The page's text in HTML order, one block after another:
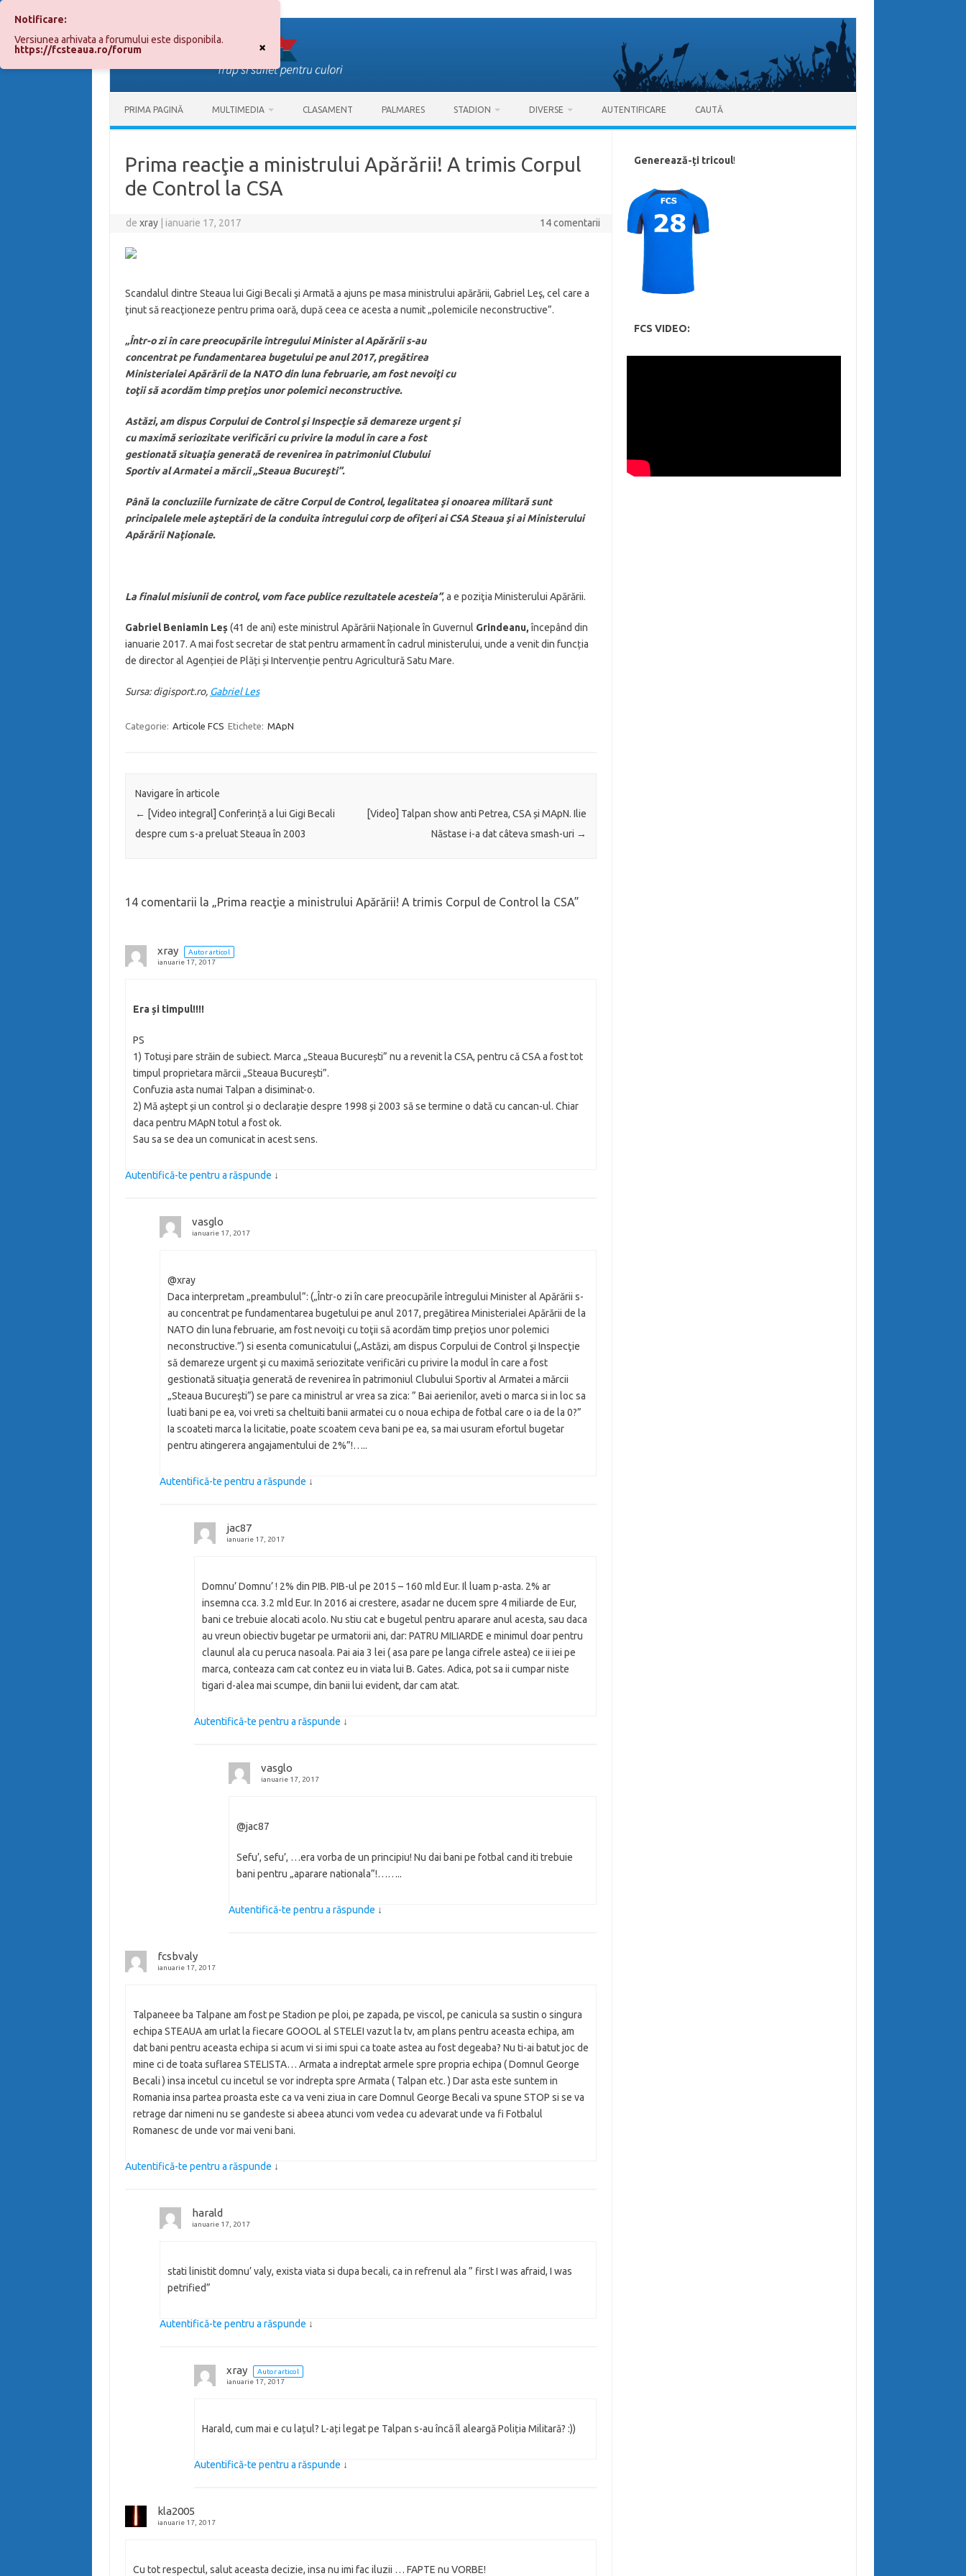
conținut
PRIMA PAGINĂ MULTIMEDIA CLASAMENT PALMARES STADION DIVERSE AUTENTIFICARE CAUTĂ
Prima reacţie a ministrului Apărării! A trimis Corpul
de Control la CSA
dexray ianuarie 17, 2017 14 comentarii
Scandalul dintre Steaua lui Gigi Becali şi Armată a ajuns pe masa ministrului apărării, Gabriel Leş, cel care a
ţinut să reacţioneze pentru prima oară, după ceea ce acesta a numit „polemicile neconstructive”.
„Într-o zi în care preocupările întregului Minister al Apărării s-au
concentrat pe fundamentarea bugetului pe anul 2017, pregătirea
Ministerialei Apărării de la NATO din luna februarie, am fost nevoiţi cu
toţii să acordăm timp preţios unor polemici neconstructive.
Astăzi, am dispus Corpului de Control şi Inspecţie să demareze urgent şi
cu maximă seriozitate verificări cu privire la modul în care a fost
gestionată situaţia generată de revenirea în patrimoniul Clubului
Sportiv al Armatei a mărcii „Steaua Bucureşti”.
Până la concluziile furnizate de către Corpul de Control, legalitatea şi onoarea militară sunt
principalele mele aşteptări de la conduita întregului corp de ofiţeri ai CSA Steaua şi ai Ministerului
Apărării Naţionale.
La finalul misiunii de control, vom face publice rezultatele acesteia”, a e poziţia Ministerului Apărării.
Gabriel Beniamin Leș(41 de ani) este ministrul Apărării Naționale în Guvernul Grindeanu,începând din
ianuarie 2017. A mai fost secretar de stat pentru armament în cadrul ministerului, unde a venit din funcția
de director al Agenției de Plăți și Intervenție pentru Agricultură Satu Mare.
Sursa: digisport.ro, Gabriel Les
Categorie: Articole FCS Etichete: MApN
Navigare în articole
← [Video integral] Conferință a lui Gigi Becali
despre cum s-a preluat Steaua în 2003
[Video] Talpan show anti Petrea, CSA și MApN. Ilie
Năstase i-a dat câteva smash-uri →
14 comentarii la „Prima reacţie a ministrului Apărării! A trimis Corpul de Control la CSA”
xray
Autor articol
ianuarie 17, 2017
Era și timpul!!!!
PS
1) Totuși pare străin de subiect. Marca „Steaua București” nu a revenit la CSA, pentru că CSA a fost tot
timpul proprietara mărcii „Steaua București”.
Confuzia asta numai Talpan a disiminat-o.
2) Mă aștept și un control și o declarație despre 1998 și 2003 să se termine o dată cu cancan-ul. Chiar
daca pentru MApN totul a fost ok.
Sau sa se dea un comunicat in acest sens.
Autentifică-te pentru a răspunde ↓
vasglo
ianuarie 17, 2017
@xray
Daca interpretam „preambulul”: („Într-o zi în care preocupările întregului Minister al Apărării s-
au concentrat pe fundamentarea bugetului pe anul 2017, pregătirea Ministerialei Apărării de la
NATO din luna februarie, am fost nevoiţi cu toţii să acordăm timp preţios unor polemici
neconstructive.”) si esenta comunicatului („Astăzi, am dispus Corpului de Control şi Inspecţie
să demareze urgent şi cu maximă seriozitate verificări cu privire la modul în care a fost
gestionată situaţia generată de revenirea în patrimoniul Clubului Sportiv al Armatei a mărcii
„Steaua Bucureşti”) se pare ca ministrul ar vrea sa zica: ” Bai aerienilor, aveti o marca si in loc sa
luati bani pe ea, voi vreti sa cheltuiti banii armatei cu o noua echipa de fotbal care o ia de la 0?”
Ia scoateti marca la licitatie, poate scoatem ceva bani pe ea, sa mai usuram efortul bugetar
pentru atingerera angajamentului de 2%”!…..
Autentifică-te pentru a răspunde ↓
jac87
ianuarie 17, 2017
Domnu’ Domnu’ ! 2% din PIB. PIB-ul pe 2015 – 160 mld Eur. Il luam p-asta. 2% ar
insemna cca. 3.2 mld Eur. In 2016 ai crestere, asadar ne ducem spre 4 miliarde de Eur,
bani ce trebuie alocati acolo. Nu stiu cat e bugetul pentru aparare anul acesta, sau daca
au vreun obiectiv bugetar pe urmatorii ani, dar: PATRU MILIARDE e minimul doar pentru
claunul ala cu peruca nasoala. Pai aia 3 lei ( asa pare pe langa cifrele astea) ce ii iei pe
marca, conteaza cam cat contez eu in viata lui B. Gates. Adica, pot sa ii cumpar niste
tigari d-alea mai scumpe, din banii lui evident, dar cam atat.
Autentifică-te pentru a răspunde ↓
vasglo
ianuarie 17, 2017
@jac87
Sefu’, sefu’, …era vorba de un principiu! Nu dai bani pe fotbal cand iti trebuie
bani pentru „aparare nationala”!……..
Autentifică-te pentru a răspunde ↓
fcsbvaly
ianuarie 17, 2017
Talpaneee ba Talpane am fost pe Stadion pe ploi, pe zapada, pe viscol, pe canicula sa sustin o singura
echipa STEAUA am urlat la fiecare GOOOL al STELEI vazut la tv, am plans pentru aceasta echipa, am
dat bani pentru aceasta echipa si acum vi si imi spui ca toate astea au fost degeaba? Nu ti-ai batut joc de
mine ci de toata suflarea STELISTA… Armata a indreptat armele spre propria echipa ( Domnul George
Becali ) insa incetul cu incetul se vor indrepta spre Armata ( Talpan etc. ) Dar asta este suntem in
Romania insa partea proasta este ca va veni ziua in care Domnul George Becali va spune STOP si se va
retrage dar nimeni nu se gandeste si abeea atunci vom vedea cu adevarat unde va fi Fotbalul
Romanesc de unde vor mai veni bani.
Autentifică-te pentru a răspunde ↓
harald
ianuarie 17, 2017
stati linistit domnu’ valy, exista viata si dupa becali, ca in refrenul ala ” first I was afraid, I was
petrified”
Autentifică-te pentru a răspunde ↓
xray
Autor articol
ianuarie 17, 2017
Harald, cum mai e cu lațul? L-ați legat pe Talpan s-au încă îl aleargă Poliția Militară? :))
Autentifică-te pentru a răspunde ↓
kla2005
ianuarie 17, 2017
Cu tot respectul, salut aceasta decizie, insa nu imi fac iluzii … FAPTE nu VORBE!
Generează-ți tricoul!
FCS VIDEO:
×
Notificare:
Versiunea arhivata a forumului este disponibila.
https://fcsteaua.ro/forum